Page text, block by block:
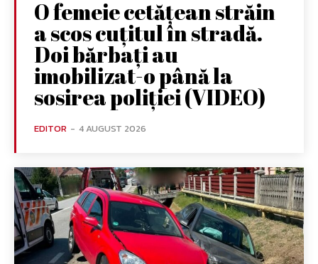
O femeie cetățean străin
a scos cuțitul în stradă.
Doi bărbați au
imobilizat-o până la
sosirea poliției (VIDEO)
EDITOR - 4 AUGUST 2026